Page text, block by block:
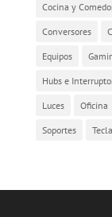
Cocina y
Conversores
Equipos
Hubs e
Luces Oficina
Soportes